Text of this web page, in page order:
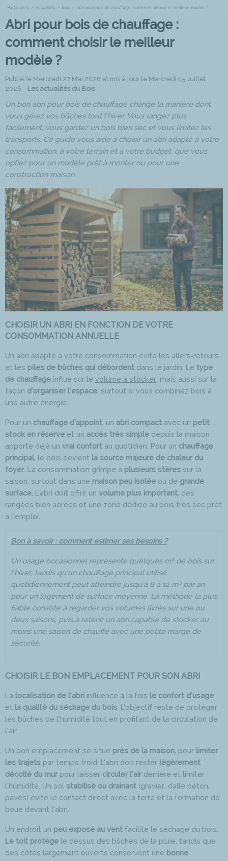
Particuliers > Actualités > bois > Abri pour bois de chauffage : comment choisir le meilleur modèle ?
Abri pour bois de chauffage :
comment choisir le meilleur
modèle ?
Publié le Mercredi 27 Mai 2026 et mis à jour le Mercredi 15 Juillet
2026 - Les actualités du Bois
Un bon abri pour bois de chauffage change la manière dont
vous gérez vos bûches tout l’hiver. Vous rangez plus
facilement, vous gardez un bois bien sec et vous limitez les
transports. Ce guide vous aide à choisir un abri adapté à votre
consommation, à votre terrain et à votre budget, que vous
optiez pour un modèle prêt à monter ou pour une
construction maison.
CHOISIR UN ABRI EN FONCTION DE VOTRE
CONSOMMATION ANNUELLE
Un abri adapté à votre consommation évite les allers‑retours
et les piles de bûches qui débordent dans le jardin. Le type
de chauffage influe sur le volume à stocker, mais aussi sur la
façon d’organiser l’espace, surtout si vous combinez bois à
une autre énergie.
Pour un chauffage d’appoint, un abri compact avec un petit
stock en réserve et un accès très simple depuis la maison
apporte déjà un vrai confort au quotidien. Pour un chauffage
principal, le bois devient la source majeure de chaleur du
foyer . La consommation grimpe à plusieurs stères sur la
saison, surtout dans une maison peu isolée ou de grande
surface . L’abri doit offrir un volume plus important, des
rangées bien aérées et une zone dédiée au bois très sec prêt
à l’emploi.
Bon à savoir : comment estimer ses besoins ?
Un usage occasionnel représente quelques m³ de bois sur
l’hiver, tandis qu’un chauffage principal utilisé
quotidiennement peut atteindre jusqu’à 8 à 12 m³ par an
pour un logement de surface moyenne. La méthode la plus
fiable consiste à regarder vos volumes livrés sur une ou
deux saisons, puis à retenir un abri capable de stocker au
moins une saison de chauffe avec une petite marge de
sécurité.
CHOISIR LE BON EMPLACEMENT POUR SON ABRI
La localisation de l’abri influence à la fois le confort d’usage
et la qualité du séchage du bois . L’objectif reste de protéger
les bûches de l’humidité tout en profitant de la circulation de
l’air.
Un bon emplacement se situe près de la maison, pour limiter
les trajets par temps froid. L’abri doit rester légèrement
décollé du mur pour laisser circuler l’air derrière et limiter
l’humidité. Un sol stabilisé ou drainant (gravier, dalle béton,
pavés) évite le contact direct avec la terre et la formation de
boue devant l’abri.
Un endroit un peu exposé au vent facilite le séchage du bois.
Le toit protège le dessus des bûches de la pluie, tandis que
des côtés largement ouverts conservent une bonne